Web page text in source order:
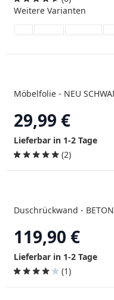
Weitere Varianten
29,99 €
Lieferbar in 1-2 Tage
(2)
Duschrückwand - BETON
119,90 €
Lieferbar in 1-2 Tage
(1)